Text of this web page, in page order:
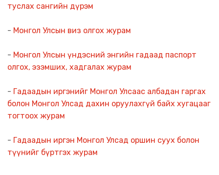
туслах сангийн дүрэм
- Монгол Улсын виз олгох журам
- Монгол Улсын үндэсний энгийн гадаад паспорт
олгох, эзэмших, хадгалах журам
- Гадаадын иргэнийг Монгол Улсаас албадан гаргах
болон Монгол Улсад дахин оруулахгүй байх хугацааг
тогтоох журам
- Гадаадын иргэн Монгол Улсад оршин суух болон
түүнийг бүртгэх журам